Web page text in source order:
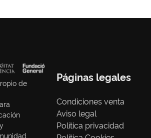
de
Páginas legales
Condiciones venta
Aviso legal
Política privacidad